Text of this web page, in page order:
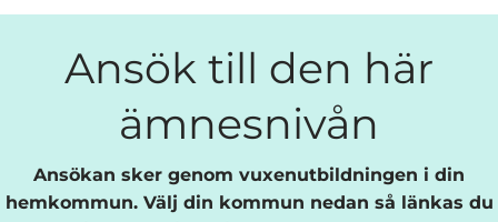
Ansök till den här
ämnesnivån
Ansökan sker genom vuxenutbildningen i din
hemkommun. Välj din kommun nedan så länkas du